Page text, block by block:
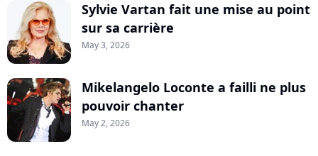
Sylvie Vartan fait une mise au point
sur sa carrière
May 3, 2026
Mikelangelo Loconte a failli ne plus
pouvoir chanter
May 2, 2026